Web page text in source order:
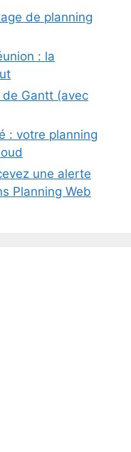
de planning
: la
Gantt (avec
: votre planning
une alerte
Planning Web